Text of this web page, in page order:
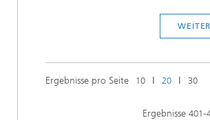
Ergebnisse pro Seite 10 ǀ 20 ǀ 30
Ergebnisse 401-